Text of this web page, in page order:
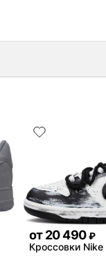
от 20 490 ₽
Кроссовки Nike